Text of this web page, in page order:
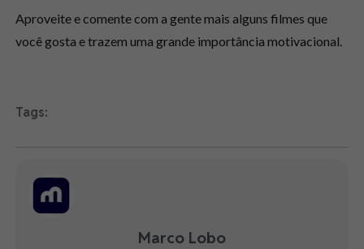
Aproveite e comente com a gente mais alguns filmes que
você gosta e trazem uma grande importância motivacional.
Tags:
Marco Lobo